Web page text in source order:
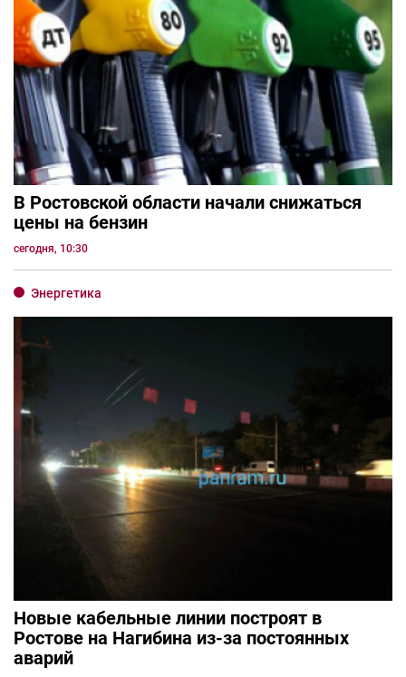
В Ростовской области начали снижаться
цены на бензин
сегодня, 10:30
Энергетика
Новые кабельные линии построят в
Ростове на Нагибина из-за постоянных
аварий